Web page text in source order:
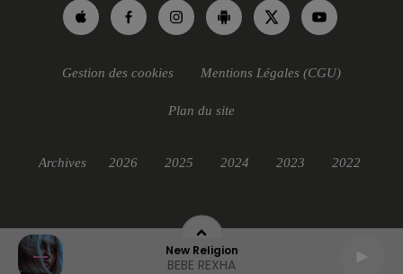
New Religion
BEBE REXHA
Gestion des cookies Mentions Légales (CGU)
Plan du site
Archives 2026 2025 2024 2023 2022